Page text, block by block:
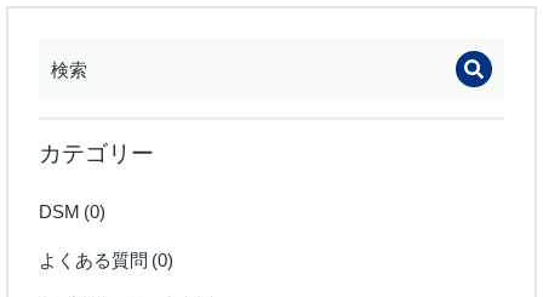
カテゴリー
DSM (0)
よくある質問 (0)